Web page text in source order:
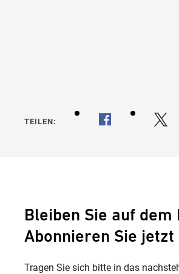
TEILEN:
Bleiben Sie auf dem
Abonnieren Sie
Tragen Sie sich bitte in das